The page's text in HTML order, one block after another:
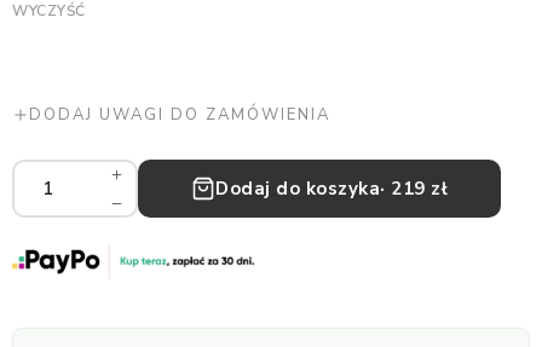
WYCZYŚĆ
DODAJ UWAGI DO ZAMÓWIENIA
Wkładka
fotelika
wełny
Dodaj do koszyka· 219 zł